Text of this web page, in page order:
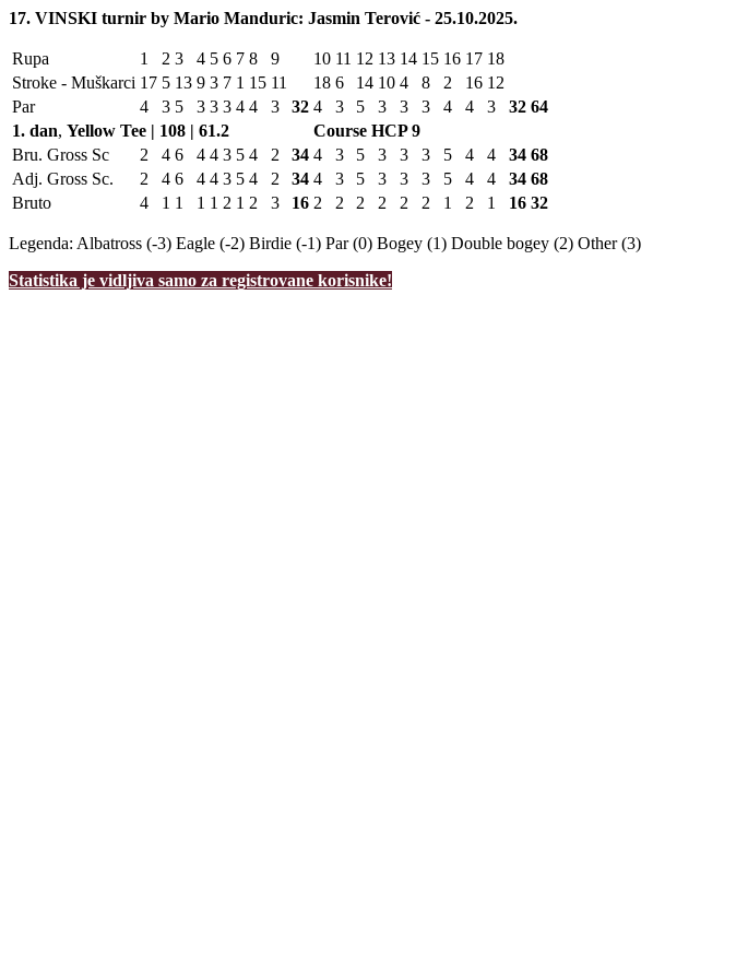
17. VINSKI turnir by Mario Manduric: Jasmin Terović - 25.10.2025.
Rupa 1 2 3 4 5 6 7 8 9 10 11 12 13 14 15 16 17 18
Stroke - Muškarci 17 5 13 9 3 7 1 15 11 18 6 14 10 4 8 2 16 12
Par
4 3 5 3 3 3 4 4 3 32 4 3 5 3 3 3 4 4 3 32 64
1. dan, Yellow Tee | 108 | 61.2 Course HCP9
Bru. Gross Sc
2 4 6 4 4 3 5 4 2 34 4 3 5 3 3 3 5 4 4 34 68
Adj. Gross Sc.
2 4 6 4 4 3 5 4 2 34 4 3 5 3 3 3 5 4 4 34 68
Bruto
4 1 1 1 1 2 1 2 3 16 2 2 2 2 2 2 1 2 1 16 32
Legenda: Albatross (-3) Eagle (-2) Birdie (-1) Par (0) Bogey (1) Double bogey (2) Other (3)
Statistika je vidljiva samo za registrovane korisnike!